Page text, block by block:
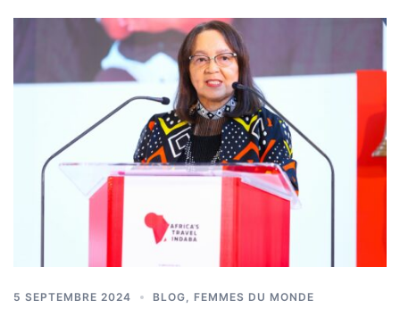
5 SEPTEMBRE 2024 BLOG FEMMES DU MONDE